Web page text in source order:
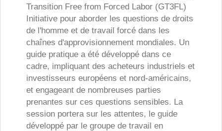
Transition Free from Forced Labor (GT3FL)
Initiative pour aborder les questions de droits
de l'homme et de travail forcé dans les
chaînes d'approvisionnement mondiales. Un
guide pratique a été développé dans ce
cadre, impliquant des acheteurs industriels et
investisseurs européens et nord-américains,
et engageant de nombreuses parties
prenantes sur ces questions sensibles. La
session portera sur les attentes, le guide
développé par le groupe de travail en